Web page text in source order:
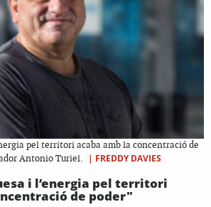
pel territori acaba amb la concentració de
Antonio Turiel.
| FREDDY DAVIES
i l’energia pel territori
de poder"